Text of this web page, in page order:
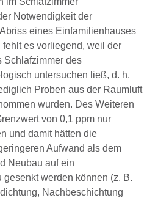
Notwendigkeit der
eines Einfamilienhauses
es vorliegend, weil der
Schlafzimmer des
untersuchen ließ, d. h.
Proben aus der Raumluft
wurden. Des Weiteren
von 0,1 ppm nur
und damit hätten die
Aufwand als dem
Neubau auf ein
werden können (z. B.
Nachbeschichtung